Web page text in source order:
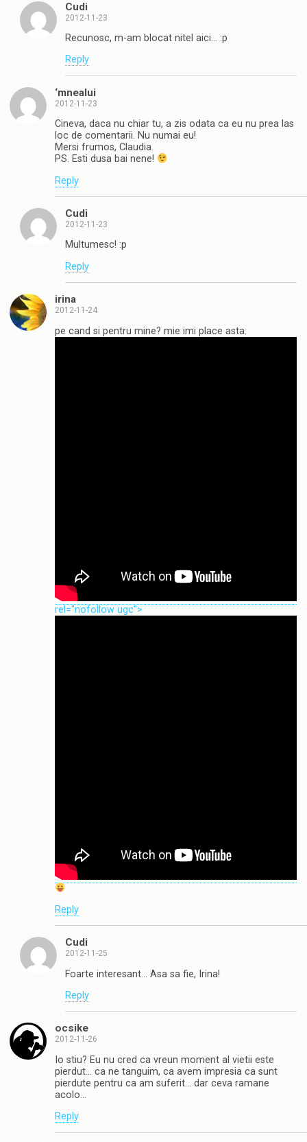
Cudi
2012-11-23
Recunosc, m-am blocat nitel aici… :p
Reply
‘mnealui
2012-11-23
Cineva, daca nu chiar tu, a zis odata ca eu nu prea las
loc de comentarii. Nu numai eu!
Mersi frumos, Claudia.
PS. Esti dusa bai nene!
Reply
Cudi
2012-11-23
Multumesc! :p
Reply
irina
2012-11-24
pe cand si pentru mine? mie imi place asta:
rel="nofollow ugc">
Reply
Cudi
2012-11-25
Foarte interesant… Asa sa fie, Irina!
Reply
ocsike
2012-11-26
Io stiu? Eu nu cred ca vreun moment al vietii este
pierdut… ca ne tanguim, ca avem impresia ca sunt
pierdute pentru ca am suferit… dar ceva ramane
acolo…
Reply